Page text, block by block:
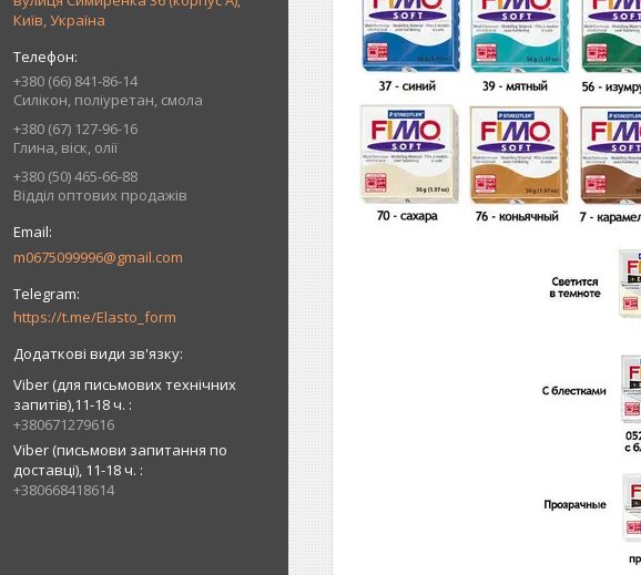
Київ, Україна
+380 (66) 841-86-14
Силікон, поліуретан, смола
+380 (67) 127-96-16
Глина, віск, олії
+380 (50) 465-66-88
Відділ оптових продажів
m0675099996@gmail.com
https://t.me/Elasto_form
Viber (для письмових технічних
запитів),11-18 ч.
+380671279616
Viber (письмови запитання по
доставці), 11-18 ч.
+380668418614